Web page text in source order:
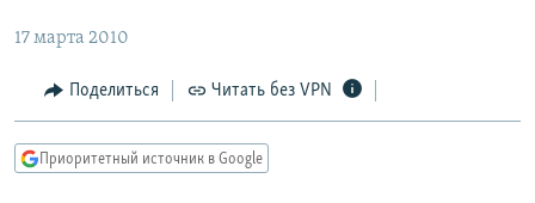
Вернутся
Вернутся
МНЕНИЯ
КУЛЬТУРА
КАВКАЗ.РЕАЛИИ
17 марта 2010
Поделиться Читать без VPN
Приоритетный источник в Google